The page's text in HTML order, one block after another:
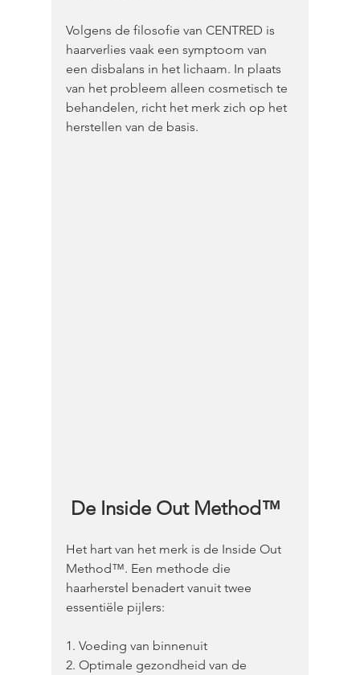
Volgens de filosofie van CENTRED is
haarverlies vaak een symptoom van
een disbalans in het lichaam. In plaats
van het probleem alleen cosmetisch te
behandelen, richt het merk zich op het
herstellen van de basis.
De Inside Out Method™
Het hart van het merk is de Inside Out
Method™. Een methode die
haarherstel benadert vanuit twee
essentiële pijlers:
1. Voeding van binnenuit
2. Optimale gezondheid van de